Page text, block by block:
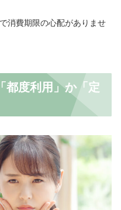
消費期限の心配がありませ
都度利用」か「定